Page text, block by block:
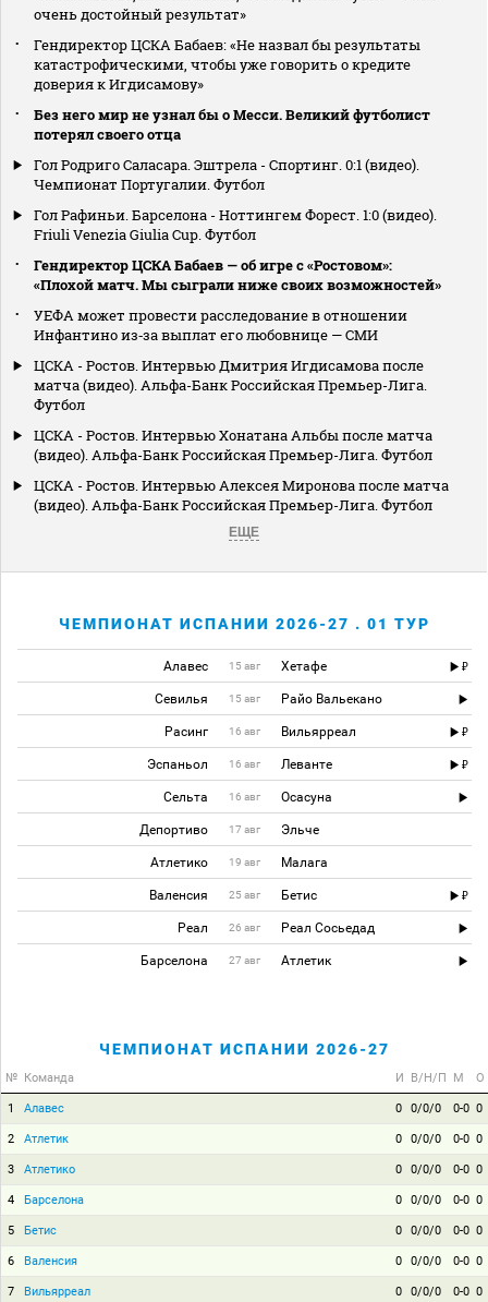
очень достойный результат»
Гендиректор ЦСКА Бабаев: «Не назвал бы результаты
катастрофическими, чтобы уже говорить о кредите
доверия к Игдисамову»
Без него мир не узнал бы о Месси. Великий футболист
потерял своего отца
Гол Родриго Саласара. Эштрела - Спортинг. 0:1 (видео).
Чемпионат Португалии. Футбол
Гол Рафиньи. Барселона - Ноттингем Форест. 1:0 (видео).
Friuli Venezia Giulia Cup. Футбол
Гендиректор ЦСКА Бабаев — об игре с «Ростовом»:
«Плохой матч. Мы сыграли ниже своих возможностей»
УЕФА может провести расследование в отношении
Инфантино из‑за выплат его любовнице — СМИ
ЦСКА - Ростов. Интервью Дмитрия Игдисамова после
матча (видео). Альфа-Банк Российская Премьер-Лига.
Футбол
ЦСКА - Ростов. Интервью Хонатана Альбы после матча
(видео). Альфа-Банк Российская Премьер-Лига. Футбол
ЦСКА - Ростов. Интервью Алексея Миронова после матча
(видео). Альфа-Банк Российская Премьер-Лига. Футбол
ЕЩЕ
ЧЕМПИОНАТ ИСПАНИИ 2026-27 . 01 ТУР
Алавес 15 авг Хетафе
Севилья 15 авг Райо Вальекано
Расинг 16 авг Вильярреал
Эспаньол 16 авг Леванте
Сельта 16 авг Осасуна
Депортиво 17 авг Эльче
Атлетико 19 авг Малага
Валенсия 25 авг Бетис
Реал 26 авг Реал Сосьедад
Барселона 27 авг Атлетик
ЧЕМПИОНАТ ИСПАНИИ 2026-27
№ Команда И В/Н/П М О
1 Алавес 0 0/0/0 0-0 0
2 Атлетик 0 0/0/0 0-0 0
3 Атлетико 0 0/0/0 0-0 0
4 Барселона 0 0/0/0 0-0 0
5 Бетис 0 0/0/0 0-0 0
6 Валенсия 0 0/0/0 0-0 0
7 Вильярреал 0 0/0/0 0-0 0